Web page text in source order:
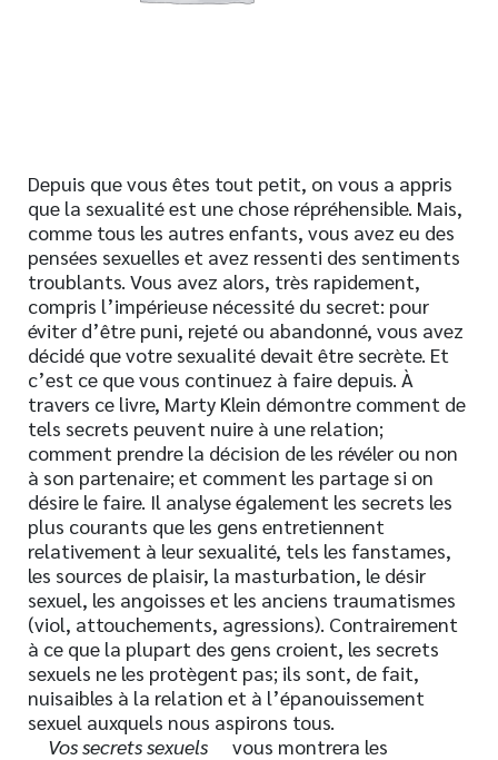
AUTEURS
À PROPOS
CONTACT
Depuis que vous êtes tout petit, on vous a appris
que la sexualité est une chose répréhensible. Mais,
comme tous les autres enfants, vous avez eu des
pensées sexuelles et avez ressenti des sentiments
troublants. Vous avez alors, très rapidement,
compris l’impérieuse nécessité du secret: pour
éviter d’être puni, rejeté ou abandonné, vous avez
décidé que votre sexualité devait être secrète. Et
c’est ce que vous continuez à faire depuis. À
travers ce livre, Marty Klein démontre comment de
tels secrets peuvent nuire à une relation;
comment prendre la décision de les révéler ou non
à son partenaire; et comment les partage si on
désire le faire. Il analyse également les secrets les
plus courants que les gens entretiennent
relativement à leur sexualité, tels les fanstames,
les sources de plaisir, la masturbation, le désir
sexuel, les angoisses et les anciens traumatismes
(viol, attouchements, agressions). Contrairement
à ce que la plupart des gens croient, les secrets
sexuels ne les protègent pas; ils sont, de fait,
nuisaibles à la relation et à l’épanouissement
sexuel auxquels nous aspirons tous.
Vos secrets sexuels
vous montrera les